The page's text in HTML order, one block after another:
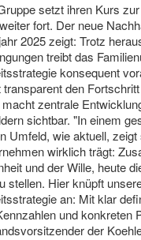
setzt ihren Kurs
fort. Der neue
2025 zeigt: Trotz
treibt das
konsequent
den
zentrale
sichtbar. "In einem
Umfeld, wie aktuell,
wirklich trägt:
und der Wille, heute
stellen. Hier knüpft
an: Mit klar
und konkreten
der